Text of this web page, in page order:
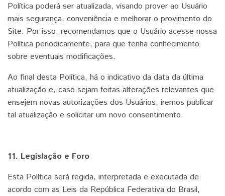
Política poderá ser atualizada, visando prover ao Usuário
mais segurança, conveniência e melhorar o provimento do
Site. Por isso, recomendamos que o Usuário acesse nossa
Política periodicamente, para que tenha conhecimento
sobre eventuais modificações.
Ao final desta Política, há o indicativo da data da última
atualização e, caso sejam feitas alterações relevantes que
ensejem novas autorizações dos Usuários, iremos publicar
tal atualização e solicitar um novo consentimento.
11. Legislação e Foro
Esta Política será regida, interpretada e executada de
acordo com as Leis da República Federativa do Brasil,